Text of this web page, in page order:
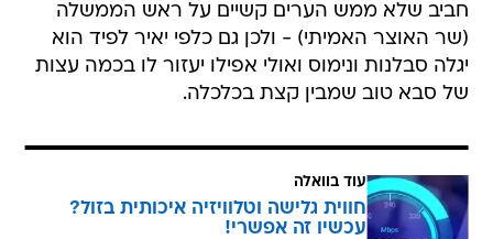
חביב שלא ממש הערים קשיים על ראש הממשלה
(שר האוצר האמיתי) - ולכן גם כלפי יאיר לפיד הוא
יגלה סבלנות ונימוס ואולי אפילו יעזור לו בכמה עצות
של סבא טוב שמבין קצת בכלכלה.
עוד בוואלה
חווית גלישה וטלוויזיה איכותית בזול?
עכשיו זה אפשרי!